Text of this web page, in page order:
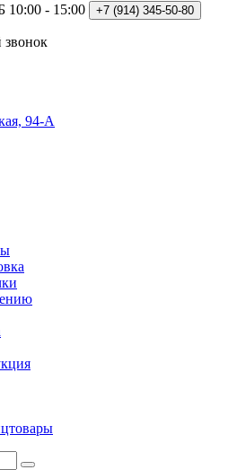
10:00 - 15:00 +7 (914) 345-50-80
звонок
94-А